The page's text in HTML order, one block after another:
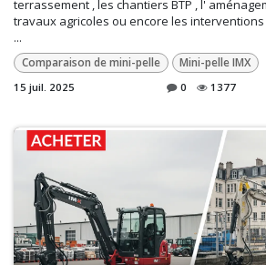
terrassement , les chantiers BTP , l'
travaux agricoles ou encore les interventions
...
Comparaison de mini-pelle Mini-pelle IMX
15 juil. 2025 0 1377